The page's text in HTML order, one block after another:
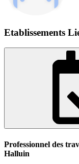
Etablissements
Professionnel des
Halluin